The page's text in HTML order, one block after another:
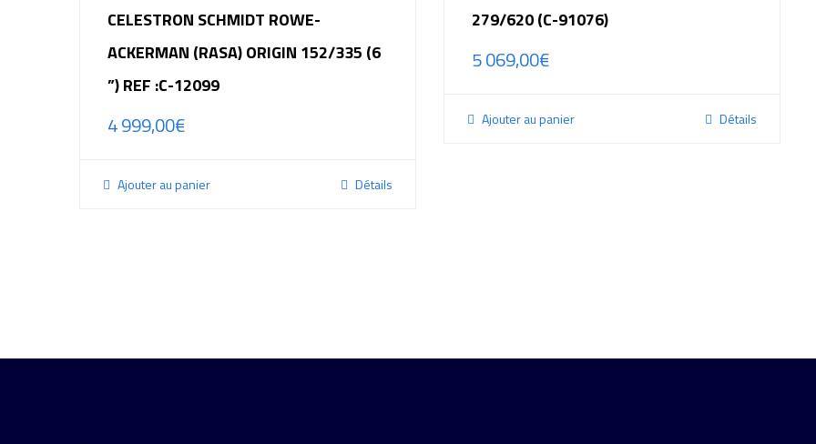
CELESTRON SCHMIDT ROWE-
ACKERMAN (RASA) ORIGIN 152/335 (6
”) REF :C-12099
4 999,00€
Ajouter au panier Détails
279/620 (C-91076)
5 069,00€
Ajouter au panier Détails